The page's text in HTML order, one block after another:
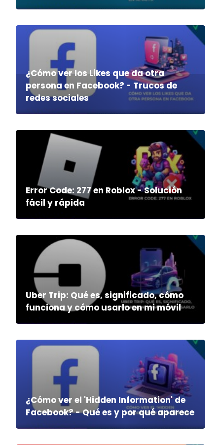
¿Cómo ver los Likes que da otra
persona en Facebook? - Trucos de
redes sociales
Error Code: 277 en Roblox - Solución
fácil y rápida
Uber Trip: Qué es, significado, cómo
funciona y cómo usarlo en mi móvil
¿Cómo ver el 'Hidden Information' de
Facebook? - Qué es y por qué aparece